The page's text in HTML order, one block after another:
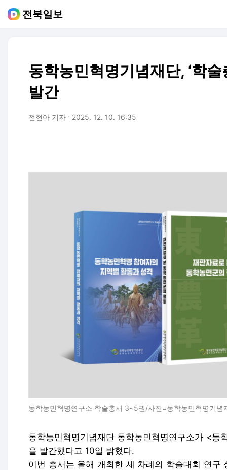
전북일보
동학농민혁명기념재단, ‘학술
발간
전현아 기자 2025. 12. 10. 16:35
동학농민혁명연구소 학술총서 3~5권/사진=동학농민혁명기념
동학농민혁명기념재단 동학농민혁명연구소가 <동
을 발간했다고 10일 밝혔다.
이번 총서는 올해 개최한 세 차례의 학술대회 연구